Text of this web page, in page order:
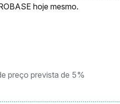
hoje mesmo.
preço prevista de 5%